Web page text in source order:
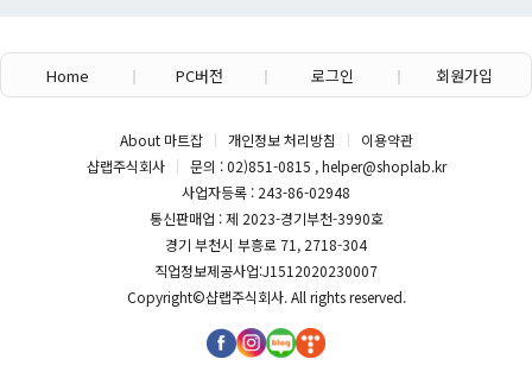
Home PC버전 로그인 회원가입
About 마트잡 개인정보 처리방침
이용약관
샵랩주식회사
문의 : 02)851-0815 , helper@shoplab.kr
사업자등록 : 243-86-02948
통신판매업 : 제 2023-경기부천-3990호
경기 부천시 부흥로 71, 2718-304
직업정보제공사업:J1512020230007
Copyright©샵랩주식회사. All rights reserved.